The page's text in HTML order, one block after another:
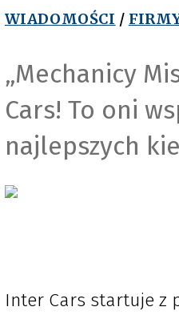
WIADOMOŚCI /
„Mechanicy
Cars! To oni
najlepszych
Inter Cars startuje z